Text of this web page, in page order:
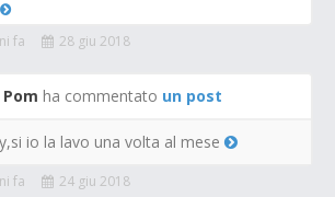
fa
28 giu 2018
ha commentato un post
io la lavo una volta al mese
fa 24 giu 2018